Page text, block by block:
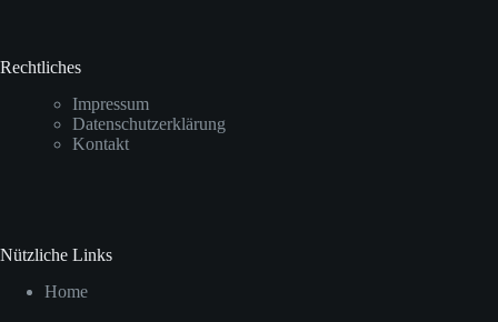
Rechtliches
Impressum
Datenschutzerklärung
Kontakt
Nützliche Links
Home